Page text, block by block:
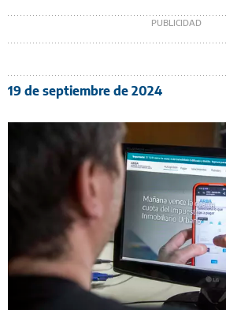
19 de septiembre de 2024